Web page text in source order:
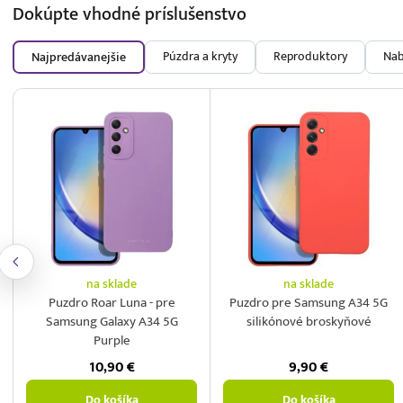
Dokúpte vhodnépríslušenstvo
Najpredávanejšie Púzdra a kryty Reproduktory
na sklade
Puzdro Roar Luna - pre
Samsung Galaxy A34 5G
Purple
10,90€
na sklade
Puzdro pre Samsung A34 5G
silikónové broskyňové
9,90€